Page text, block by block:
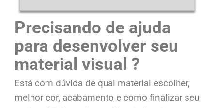
Precisando de ajuda
para desenvolver seu
material visual ?
Está com dúvida de qual material escolher,
melhor cor, acabamento e como finalizar seu